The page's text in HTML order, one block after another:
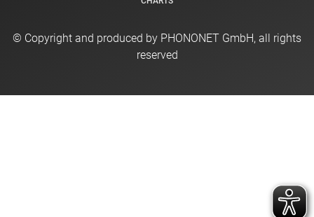
© Copyright and produced by PHONONET GmbH, all rights
reserved